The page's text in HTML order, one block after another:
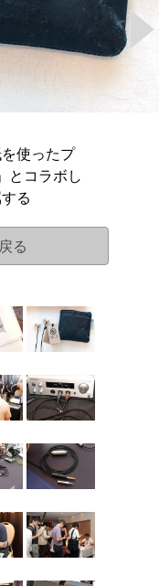
使ったプ
とコラボし
る
る